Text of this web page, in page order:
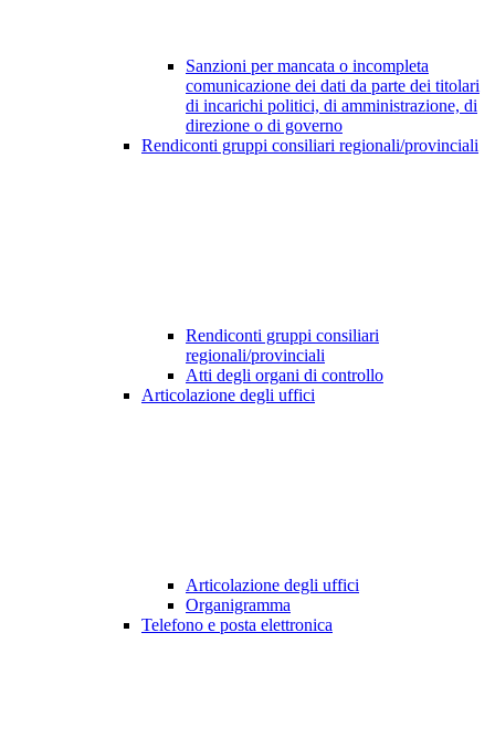
Sanzioni per mancata o incompleta
comunicazione dei dati da parte dei titolari
di incarichi politici, di amministrazione, di
direzione o di governo
Rendiconti gruppi consiliari regionali/provinciali
Rendiconti gruppi consiliari
regionali/provinciali
Atti degli organi di controllo
Articolazione degli uffici
Articolazione degli uffici
Organigramma
Telefono e posta elettronica